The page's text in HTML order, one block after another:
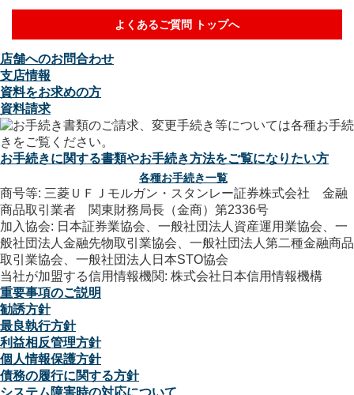
よくあるご質問 トップへ
店舗へのお問合わせ
支店情報
資料をお求めの方
資料請求
お手続きに関する書類やお手続き方法をご覧になりたい方
各種お手続き一覧
商号等: 三菱ＵＦＪモルガン・スタンレー証券株式会社 金融
商品取引業者 関東財務局長（金商）第2336号
加入協会: 日本証券業協会、一般社団法人資産運用業協会、一
般社団法人金融先物取引業協会、一般社団法人第二種金融商品
取引業協会、一般社団法人日本STO協会
当社が加盟する信用情報機関: 株式会社日本信用情報機構
重要事項のご説明
勧誘方針
最良執行方針
利益相反管理方針
個人情報保護方針
債務の履行に関する方針